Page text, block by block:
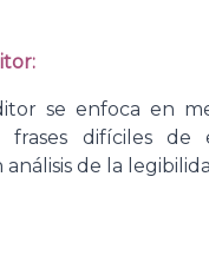
se enfoca en
frases difíciles de
de la